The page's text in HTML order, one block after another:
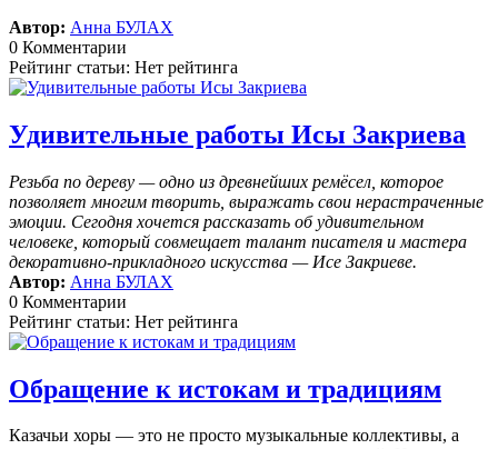
Автор: Анна БУЛАХ
0 Комментарии
Рейтинг статьи: Нет рейтинга
Удивительные работы Исы Закриева
Резьба по дереву — одно из древнейших ремёсел, которое
позволяет многим творить, выражать свои нерастраченные
эмоции. Сегодня хочется рассказать об удивительном
человеке, который совмещает талант писателя и мастера
декоративно-прикладного искусства — Исе Закриеве.
Автор: Анна БУЛАХ
0 Комментарии
Рейтинг статьи: Нет рейтинга
Обращение к истокам и традициям
Казачьи хоры — это не просто музыкальные коллективы, а